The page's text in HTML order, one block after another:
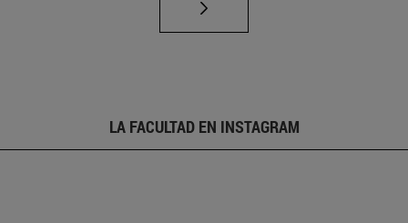
LA FACULTAD EN INSTAGRAM